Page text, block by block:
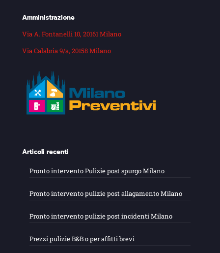
Amministrazione
Via A. Fontanelli 10, 20161 Milano
Via Calabria 9/a, 20158 Milano
Articoli recenti
Pronto intervento Pulizie post spurgo Milano
Pronto intervento pulizie post allagamento Milano
Pronto intervento pulizie post incidenti Milano
Prezzi pulizie B&B o per affitti brevi